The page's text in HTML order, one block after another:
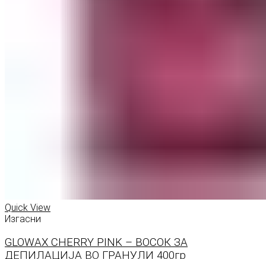
Quick View
Изгасни
GLOWAX CHERRY PINK – ВОСОК ЗА
ДЕПИЛАЦИЈА ВО ГРАНУЛИ 400гр